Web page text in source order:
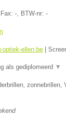
, Fax: - , BTW-nr: -
ellen.be
als gediplomeerd ▼
zonnebrillen,